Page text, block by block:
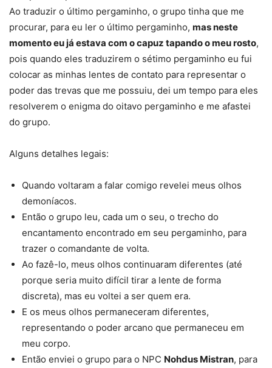
Ao traduzir o último pergaminho, o grupo tinha que me
procurar, para eu ler o último pergaminho, mas neste
momento eu já estava com o capuz tapando o meu rosto,
pois quando eles traduzirem o sétimo pergaminho eu fui
colocar as minhas lentes de contato para representar o
poder das trevas que me possuiu, dei um tempo para eles
resolverem o enigma do oitavo pergaminho e me afastei
do grupo.
Alguns detalhes legais:
Quando voltaram a falar comigo revelei meus olhos
demoníacos.
Então o grupo leu, cada um o seu, o trecho do
encantamento encontrado em seu pergaminho, para
trazer o comandante de volta.
Ao fazê-lo, meus olhos continuaram diferentes (até
porque seria muito difícil tirar a lente de forma
discreta), mas eu voltei a ser quem era.
E os meus olhos permaneceram diferentes,
representando o poder arcano que permaneceu em
meu corpo.
Então enviei o grupo para o NPC Nohdus Mistran, para